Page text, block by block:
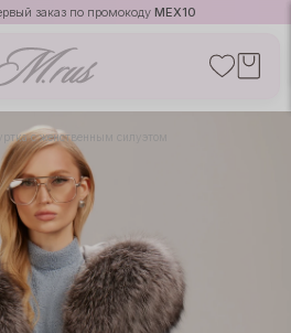
заказ по промокоду MEX10
с женственным силуэтом